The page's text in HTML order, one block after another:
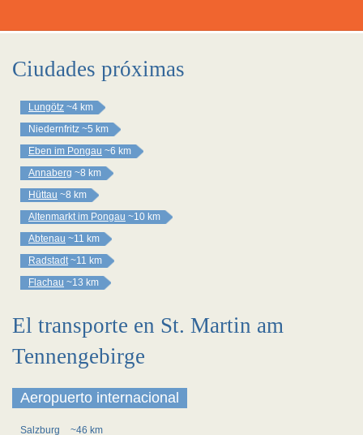
Ciudades próximas
Lungötz ~4 km
Niedernfritz ~5 km
Eben im Pongau ~6 km
Annaberg ~8 km
Hüttau ~8 km
Altenmarkt im Pongau ~10 km
Abtenau ~11 km
Radstadt ~11 km
Flachau ~13 km
El transporte en St. Martin am
Tennengebirge
Aeropuerto internacional
Salzburg ~46 km